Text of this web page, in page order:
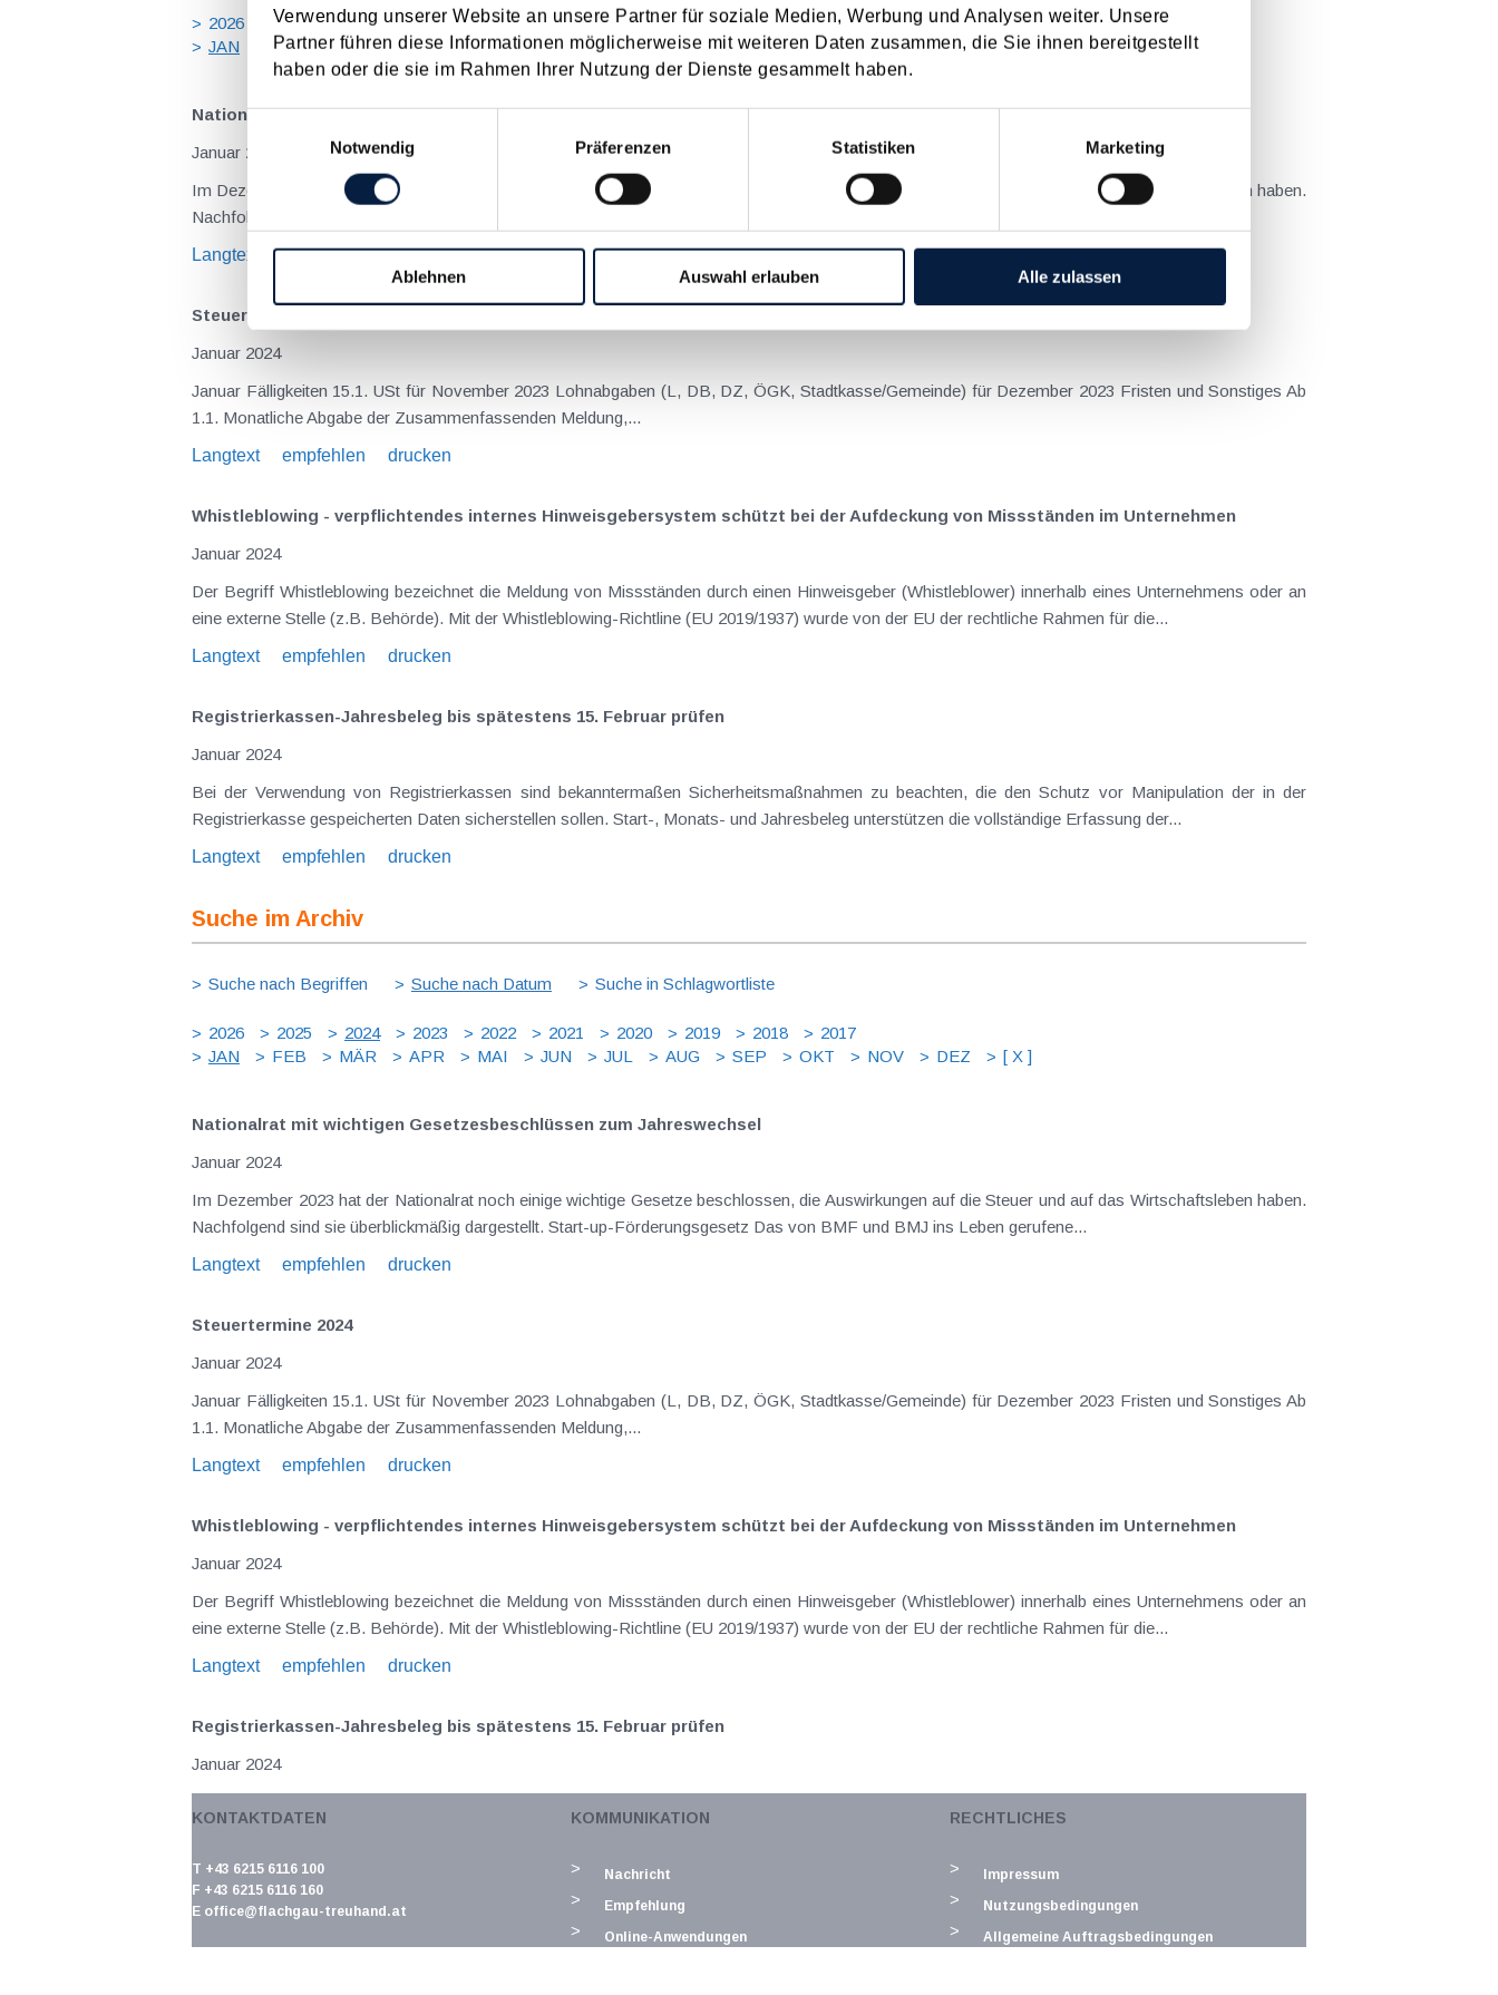
Verwendung unserer Website an unsere Partner für soziale Medien, Werbung und Analysen weiter. Unsere
Partner führen diese Informationen möglicherweise mit weiteren Daten zusammen, die Sie ihnen bereitgestellt
haben oder die sie im Rahmen Ihrer Nutzung der Dienste gesammelt haben.
Notwendig
Präferenzen Statistiken Marketing
Ablehnen Auswahl erlauben Alle zulassen
2026 2025 2024 2023 2022 2021 2020 2019 2018
2017
JAN
FEB MÄR APR MAI JUN JUL AUG SEP OKT NOV DEZ [ X ]
Nationalrat mit wichtigen Gesetzesbeschlüssen zum Jahreswechsel
Januar 2024
Im Dezember 2023 hat der Nationalrat noch einige wichtige Gesetze beschlossen, die Auswirkungen auf die Steuer und auf das Wirtschaftsleben haben.
Nachfolgend sind sie überblickmäßig dargestellt. Start-up-Förderungsgesetz Das von BMF und BMJ ins Leben gerufene...
Langtext
empfehlen drucken
Steuertermine 2024
Januar 2024
Januar Fälligkeiten 15.1. USt für November 2023 Lohnabgaben (L, DB, DZ, ÖGK, Stadtkasse/Gemeinde) für Dezember 2023 Fristen und Sonstiges Ab
1.1. Monatliche Abgabe der Zusammenfassenden Meldung,...
Langtext
empfehlen drucken
Whistleblowing - verpflichtendes internes Hinweisgebersystem schützt bei der Aufdeckung von Missständen im Unternehmen
Januar 2024
Der Begriff Whistleblowing bezeichnet die Meldung von Missständen durch einen Hinweisgeber (Whistleblower) innerhalb eines Unternehmens oder an
eine externe Stelle (z.B. Behörde). Mit der Whistleblowing-Richtline (EU 2019/1937) wurde von der EU der rechtliche Rahmen für die...
Langtext
empfehlen drucken
Registrierkassen-Jahresbeleg bis spätestens 15. Februar prüfen
Januar 2024
Bei der Verwendung von Registrierkassen sind bekanntermaßen Sicherheitsmaßnahmen zu beachten, die den Schutz vor Manipulation der in der
Registrierkasse gespeicherten Daten sicherstellen sollen. Start-, Monats- und Jahresbeleg unterstützen die vollständige Erfassung der...
Langtext
empfehlen drucken
Suche im Archiv
Suche nach Begriffen Suche nach Datum Suche in Schlagwortliste
2026 2025 2024 2023 2022 2021 2020 2019 2018
2017
JAN
FEB MÄR APR MAI JUN JUL AUG SEP OKT NOV DEZ [ X ]
Nationalrat mit wichtigen Gesetzesbeschlüssen zum Jahreswechsel
Januar 2024
Im Dezember 2023 hat der Nationalrat noch einige wichtige Gesetze beschlossen, die Auswirkungen auf die Steuer und auf das Wirtschaftsleben haben.
Nachfolgend sind sie überblickmäßig dargestellt. Start-up-Förderungsgesetz Das von BMF und BMJ ins Leben gerufene...
Langtext
empfehlen drucken
Steuertermine 2024
Januar 2024
Januar Fälligkeiten 15.1. USt für November 2023 Lohnabgaben (L, DB, DZ, ÖGK, Stadtkasse/Gemeinde) für Dezember 2023 Fristen und Sonstiges Ab
1.1. Monatliche Abgabe der Zusammenfassenden Meldung,...
Langtext
empfehlen drucken
Whistleblowing - verpflichtendes internes Hinweisgebersystem schützt bei der Aufdeckung von Missständen im Unternehmen
Januar 2024
Der Begriff Whistleblowing bezeichnet die Meldung von Missständen durch einen Hinweisgeber (Whistleblower) innerhalb eines Unternehmens oder an
eine externe Stelle (z.B. Behörde). Mit der Whistleblowing-Richtline (EU 2019/1937) wurde von der EU der rechtliche Rahmen für die...
Langtext
empfehlen drucken
Registrierkassen-Jahresbeleg bis spätestens 15. Februar prüfen
Januar 2024
Registrierkasse gespeicherten Daten sicherstellen sollen. Start-, Monats- und Jahresbeleg unterstützen die vollständige Erfassung der...
Langtext
empfehlen
KONTAKTDATEN
T +43 6215 6116 100
F +43 6215 6116 160
E office@flachgau-treuhand.at
KOMMUNIKATION
Nachricht
Empfehlung
Online-Anwendungen
RECHTLICHES
Impressum
Nutzungsbedingungen
Allgemeine Auftragsbedingungen